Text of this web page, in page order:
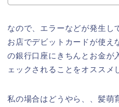
なので、エラーなどが発生し
お店でデビットカードが使え
の銀行口座にきちんとお金が
ェックされることをオススメ
私の場合はどうやら、、髪萌